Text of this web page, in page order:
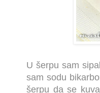
U šerpu sam
sam sodu
šerpu da se